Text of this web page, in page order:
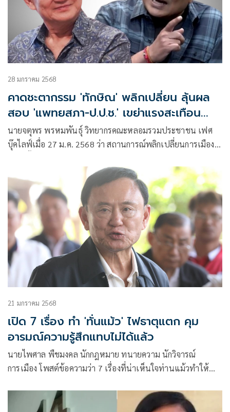
28 มกราคม 2568
คาดชะตากรรม 'ทักษิณ' พลิกเปลี่ยน ลุ้นผล
สอบ 'แพทยสภา-ป.ป.ช.' เขย่าแรงสะเทือน
รัฐบาล
นายจตุพร พรหมพันธุ์ วิทยากรคณะหลอมรวมประชาชน เฟศ
บุ๊คไลฟ์เมื่อ 27 ม.ค. 2568 ว่า สถานการณ์พลิกเปลี่ยนการเมือง
21 มกราคม 2568
เปิด 7 เรื่อง ทำ 'ทั่นแม้ว' ไฟธาตุแตก คุม
อารมณ์ความรู้สึกแทบไม่ได้แล้ว
นายไพศาล พืชมงคล นักกฎหมาย ทนายความ นักวิจารณ์
การเมือง โพสต์ข้อความว่า 7 เรื่องที่น่าเห็นใจท่านแม้วทำให้